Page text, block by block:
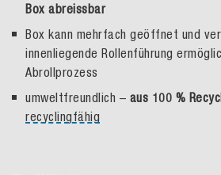
Box abreissbar
Box kann mehrfach geöffnet und
innenliegende Rollenführung
Abrollprozess
umweltfreundlich – aus 100 %
recyclingfähig